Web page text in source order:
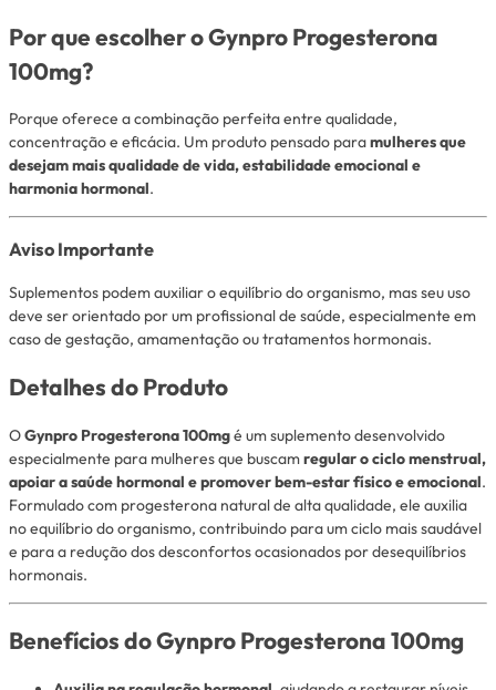
Por que escolher o Gynpro Progesterona
100mg?
Porque oferece a combinação perfeita entre qualidade,
concentração e eficácia. Um produto pensado paramulheres que
desejam mais qualidade de vida, estabilidade emocional e
harmonia hormonal.
Aviso Importante
Suplementos podem auxiliar o equilíbrio do organismo, mas seu uso
deve ser orientado por um profissional de saúde, especialmente em
caso de gestação, amamentação ou tratamentos hormonais.
Detalhes do Produto
OGynpro Progesterona 100mgé um suplemento desenvolvido
especialmente para mulheres que buscamregular o ciclo menstrual,
apoiar a saúde hormonal e promover bem-estar físico e emocional.
Formulado com progesterona natural de alta qualidade, ele auxilia
no equilíbrio do organismo, contribuindo para um ciclo mais saudável
e para a redução dos desconfortos ocasionados por desequilíbrios
hormonais.
Benefícios do Gynpro Progesterona 100mg